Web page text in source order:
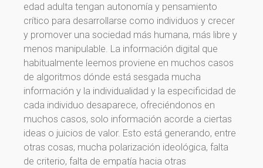
edad adulta tengan autonomía y pensamiento
crítico para desarrollarse como individuos y crecer
y promover una sociedad más humana, más libre y
menos manipulable. La información digital que
habitualmente leemos proviene en muchos casos
de algoritmos dónde está sesgada mucha
información y la individualidad y la especificidad de
cada individuo desaparece, ofreciéndonos en
muchos casos, solo información acorde a ciertas
ideas o juicios de valor. Esto está generando, entre
otras cosas, mucha polarización ideológica, falta
de criterio, falta de empatía hacia otras